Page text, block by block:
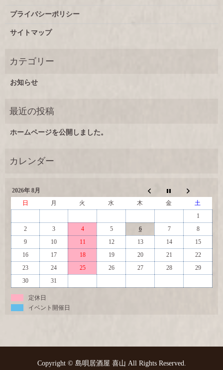
プライバシーポリシー
サイトマップ
お知らせ
ホームページを公開しました。
2026年 8月
日
月 火 水 木 金
土
1
2
3 4 5 6 7
8
9
10 11 12 13 14
15
16
17 18 19 20 21
22
23
24 25 26 27 28
29
30
31
定休日
イベント開催日
Copyright © 島唄居酒屋 喜山 All Rights Reserved.